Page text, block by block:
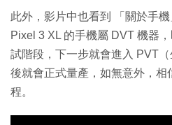
此外，影片中也看到 「關於手
Pixel 3 XL 的手機屬 DVT 機器
試階段，下一步就會進入 PVT
後就會正式量產，如無意外，相
程。